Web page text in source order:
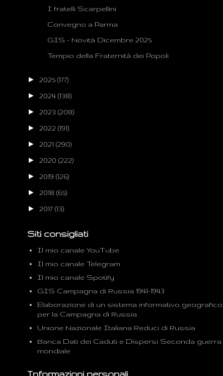
I fratelli Scarpellini
Convegno a Parma
GIS - Novità Dicembre 2025
Tempio della Fraternità dei Popoli
► 2025 (177)
► 2024 (138)
► 2023 (208)
► 2022 (191)
► 2021 (290)
► 2020 (222)
► 2019 (126)
► 2018 (65)
► 2017 (13)
Siti consigliati
Il mio canale YouTube
Il mio canale Telegram
Il mio canale Spotify
GIS Campagna di Russia 1941-1943
Elaborazione di un sistema informativo geografico
per la Campagna di Russia
Unione Nazionale Italiana Reduci di Russia
Banca Dati dei Caduti e Dispersi Seconda guerra
mondiale
Informazioni personali